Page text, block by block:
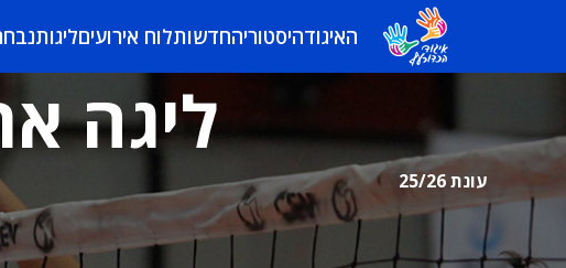
האיגודהיסטוריהחדשותלוח אירועיםליגות
ליגה
עונת 25/26